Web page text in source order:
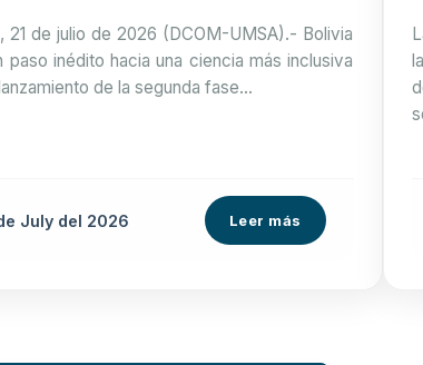
21 de julio de 2026 (DCOM-UMSA).- Bolivia
paso inédito hacia una ciencia más inclusiva
de la segunda fase...
July del 2026 Leer más